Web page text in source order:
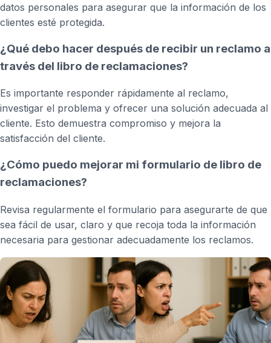
datos personales para asegurar que la información de los
clientes esté protegida.
¿Qué debo hacer después de recibir un reclamo a
través del libro de reclamaciones?
Es importante responder rápidamente al reclamo,
investigar el problema y ofrecer una solución adecuada al
cliente. Esto demuestra compromiso y mejora la
satisfacción del cliente.
¿Cómo puedo mejorar mi formulario de libro de
reclamaciones?
Revisa regularmente el formulario para asegurarte de que
sea fácil de usar, claro y que recoja toda la información
necesaria para gestionar adecuadamente los reclamos.